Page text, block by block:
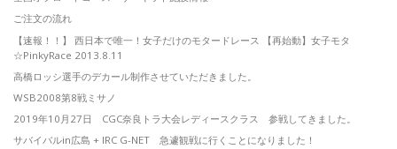
ご注文の流れ
【速報！！】 西日本で唯一！女子だけのモタードレース 【再始動】女子モタ
☆PinkyRace 2013.8.11
高橋ロッシ選手のデカール制作させていただきました。
WSB2008第8戦ミサノ
2019年10月27日 CGC奈良トラ大会レディースクラス 参戦してきました。
サバイバルin広島 + IRC G-NET 急遽観戦に行くことになりました！